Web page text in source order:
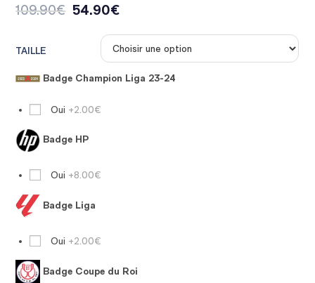
109.90€ 54.90€
TAILLE
Badge Champion Liga 23-24
Oui +2.00€
Badge HP
Oui +8.00€
Badge Liga
Oui +2.00€
Badge Coupe du Roi